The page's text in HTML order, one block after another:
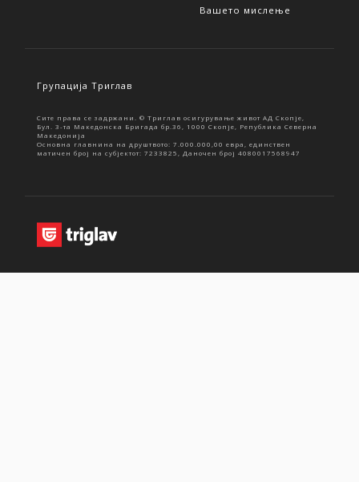
Вашето мислење
Групација Триглав
Сите права се задржани. © Триглав осигурување живот АД Скопје,
Бул. 3-та Македонска Бригада бр.36, 1000 Скопје, Република Северна
Македонија
Основна главнина на друштвото: 7.000.000,00 евра, единствен
матичен број на субјектот: 7233825, Даночен број 4080017568947